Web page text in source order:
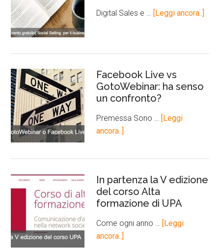
Digital Sales e … [Leggi ancora..]
Facebook Live vs
GotoWebinar: ha senso
un confronto?
Premessa Sono …
[Leggi
ancora..]
In partenza la V edizione
del corso Alta
formazione di UPA
Come ogni anno …
[Leggi
ancora..]